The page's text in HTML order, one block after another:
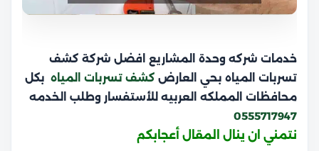
خدمات شركه وحدة المشاريع افضل شركة كشف
تسربات المياه بحي العارض كشف تسربات المياه بكل
محافظات المملكه العربيه للأستفسار وطلب الخدمه
0555717947
نتمني ان ينال المقال أعجابكم